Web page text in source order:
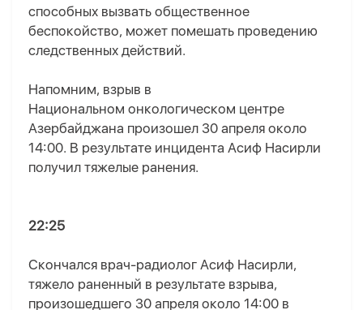
способных вызвать общественное
беспокойство, может помешать проведению
следственных действий.
Напомним, взрыв в
Национальном онкологическом центре
Азербайджана произошел 30 апреля около
14:00. В результате инцидента Асиф Насирли
получил тяжелые ранения.
22:25
Скончался врач-радиолог Асиф Насирли,
тяжело раненный в результате взрыва,
произошедшего 30 апреля около 14:00 в